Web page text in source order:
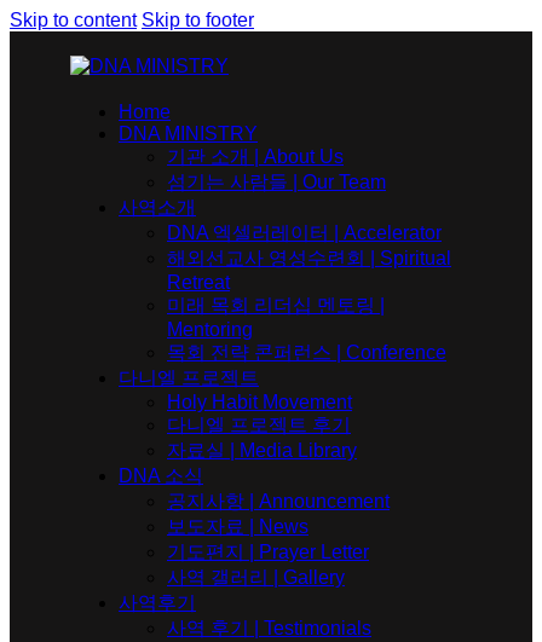
Skip to content Skip to footer
Home
DNA MINISTRY
기관 소개 | About Us
섬기는 사람들 | Our Team
사역소개
DNA 엑셀러레이터​ | Accelerator
해외선교사 영성수련회 | Spiritual
Retreat
미래 목회 리더십 멘토링 |
Mentoring
목회 전략 콘퍼런스 | Conference
다니엘 프로젝트
Holy Habit Movement
다니엘 프로젝트 후기
자료실 | Media Library
DNA 소식
공지사항 | Announcement
보도자료 | News
기도편지 | Prayer Letter
사역 갤러리 | Gallery
사역후기
사역 후기 | Testimonials